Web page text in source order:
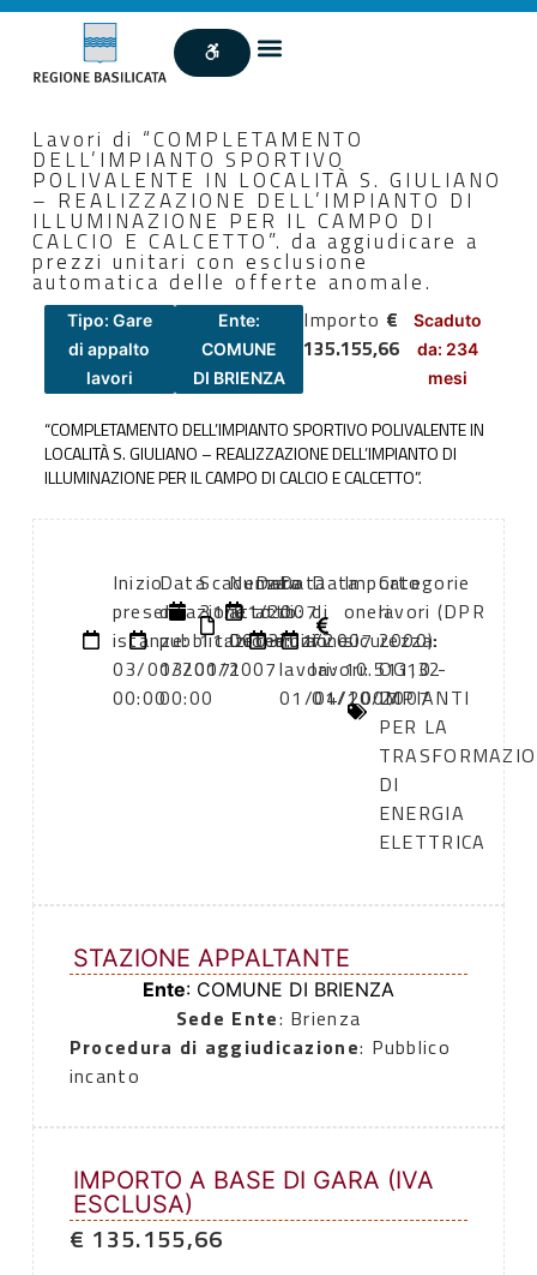
Lavori di “COMPLETAMENTO
DELL’IMPIANTO SPORTIVO
POLIVALENTE IN LOCALITÀ S. GIULIANO
– REALIZZAZIONE DELL’IMPIANTO DI
ILLUMINAZIONE PER IL CAMPO DI
CALCIO E CALCETTO”. da aggiudicare a
prezzi unitari con esclusione
automatica delle offerte anomale.
Tipo: Gare
di appalto
lavori
Ente:
COMUNE
DI BRIENZA
Importo €
135.155,66
Scaduto
da: 234
mesi
“COMPLETAMENTO DELL’IMPIANTO SPORTIVO POLIVALENTE IN
LOCALITÀ S. GIULIANO – REALIZZAZIONE DELL’IMPIANTO DI
ILLUMINAZIONE PER IL CAMPO DI CALCIO E CALCETTO”.
Inizio
presentazione
istanze:
03/01/2007
00:00
Data
di
pubblicazione:
03/01/2007
00:00
Scadenza:
31/01/2007
11:00
Numero
atto:
Determia
1
Data
atto:
03/01/2007
Data
di
inizio
lavori:
01/04/2007
Data
di
fine
lavori:
01/10/2007
Importo
oneri
sicurezza:
10.511,32
Categorie
lavori (DPR
2000):
OG10 -
IMPIANTI
PER LA
DI
ENERGIA
ELETTRICA
STAZIONE APPALTANTE
Ente: COMUNE DI BRIENZA
Sede Ente: Brienza
Procedura di aggiudicazione: Pubblico
incanto
IMPORTO A BASE DI GARA (IVA
ESCLUSA)
€ 135.155,66